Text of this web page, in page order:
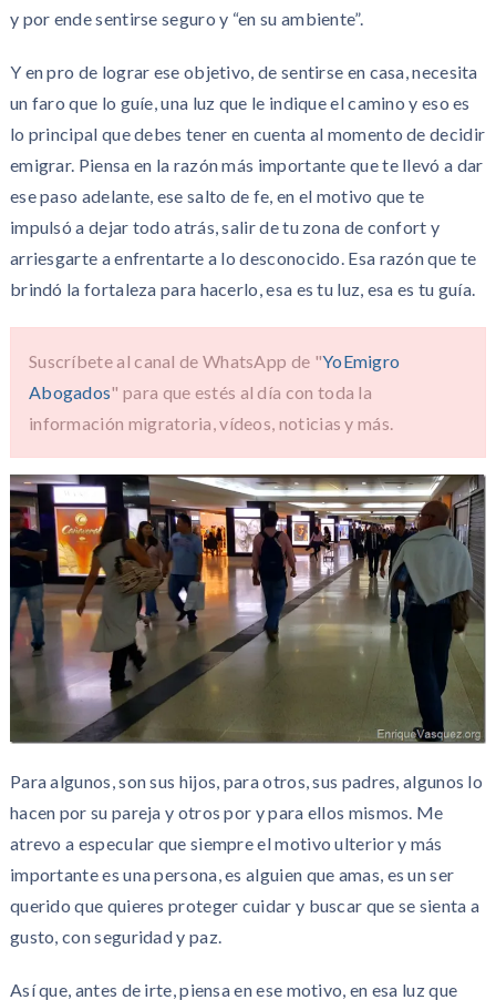
y por ende sentirse seguro y “en su ambiente”.
Y en pro de lograr ese objetivo, de sentirse en casa, necesita
un faro que lo guíe, una luz que le indique el camino y eso es
lo principal que debes tener en cuenta al momento de decidir
emigrar. Piensa en la razón más importante que te llevó a dar
ese paso adelante, ese salto de fe, en el motivo que te
impulsó a dejar todo atrás, salir de tu zona de confort y
arriesgarte a enfrentarte a lo desconocido. Esa razón que te
brindó la fortaleza para hacerlo, esa es tu luz, esa es tu guía.
Suscríbete al canal de WhatsApp de "YoEmigro
Abogados" para que estés al día con toda la
información migratoria, vídeos, noticias y más.
Para algunos, son sus hijos, para otros, sus padres, algunos lo
hacen por su pareja y otros por y para ellos mismos. Me
atrevo a especular que siempre el motivo ulterior y más
importante es una persona, es alguien que amas, es un ser
querido que quieres proteger cuidar y buscar que se sienta a
gusto, con seguridad y paz.
Así que, antes de irte, piensa en ese motivo, en esa luz que